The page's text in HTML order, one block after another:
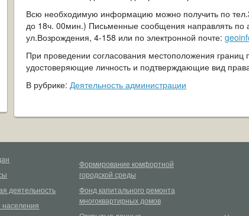
Всю необходимую информацию можно получить по
до 18ч. 00мин.) Письменные сообщения направлять по
ул.Возрождения, 4-158 или по электронной почте:
При проведении согласования местоположения
удостоверяющие личность и подтверждающие вид
В рубрике: Деятельность администрации
деятельность
Формирование комфортной
городской среды
Фонд капитального ремонта
многоквартирных домов